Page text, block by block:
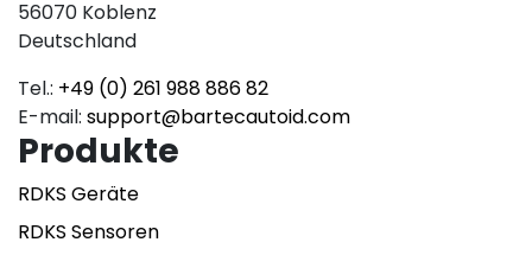
56070 Koblenz
Deutschland
Tel.: +49 (0) 261 988 886 82
E-mail: support@bartecautoid.com
Produkte
RDKS Geräte
RDKS Sensoren